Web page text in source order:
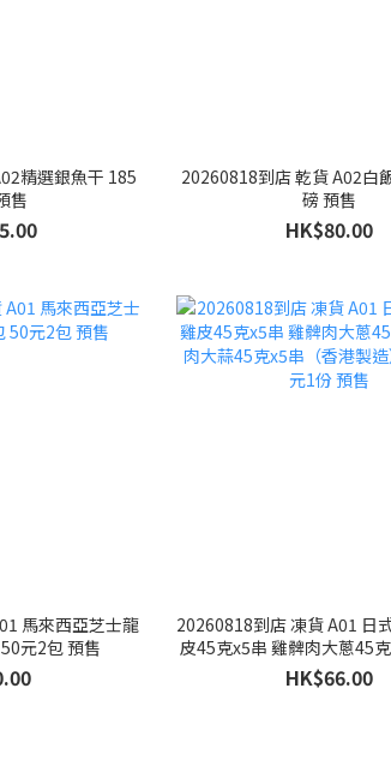
精選銀魚干 185
售
20260818到店 乾貨 A02白
磅 預售
HK$80.00
馬來西亞芝士龍
元2包 預售
20260818到店 凍貨 A01 日
皮45克x5串 雞髀肉大蔥45
大蒜45克x5串（香港製造）
份 預售
HK$66.00